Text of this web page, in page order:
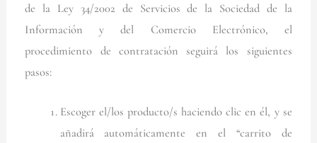
de la Ley 34/2002 de Servicios de la Sociedad de la
Información y del Comercio Electrónico, el
procedimiento de contratación seguirá los siguientes
pasos:
Escoger el/los producto/s haciendo clic en él, y se
añadirá automáticamente en el “carrito de